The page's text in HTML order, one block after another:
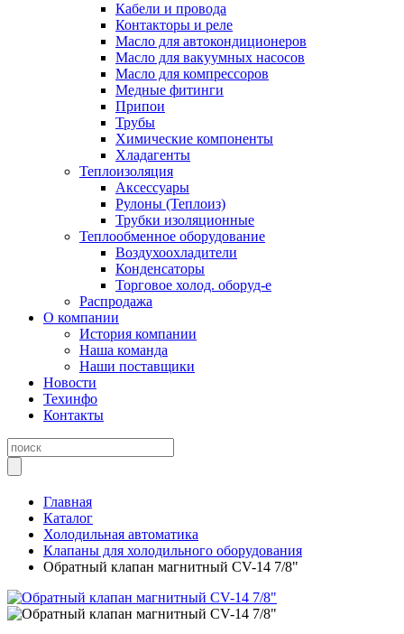
Кабели и провода
Контакторы и реле
Масло для автокондиционеров
Масло для вакуумных насосов
Масло для компрессоров
Медные фитинги
Припои
Трубы
Химические компоненты
Хладагенты
Теплоизоляция
Аксессуары
Рулоны (Теплоиз)
Трубки изоляционные
Теплообменное оборудование
Воздухоохладители
Конденсаторы
Торговое холод. оборуд-е
Распродажа
О компании
История компании
Наша команда
Наши поставщики
Новости
Техинфо
Контакты
Главная
Каталог
Холодильная автоматика
Клапаны для холодильного оборудования
Обратный клапан магнитный CV-14 7/8"